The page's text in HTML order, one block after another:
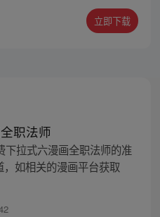
的信念成为阿修罗王—狂
界与阿修罗的百年大战随
立即下载
职法师
下拉式六漫画全职法师的准
如相关的漫画平台获取